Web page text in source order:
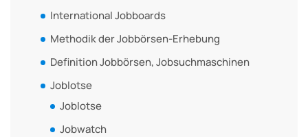
International Jobboards
Methodik der Jobbörsen-Erhebung
Definition Jobbörsen, Jobsuchmaschinen
Joblotse
Joblotse
Jobwatch